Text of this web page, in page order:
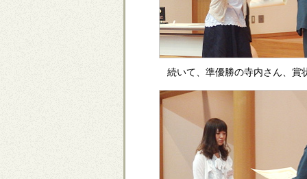
続いて、準優勝の寺内さん、賞